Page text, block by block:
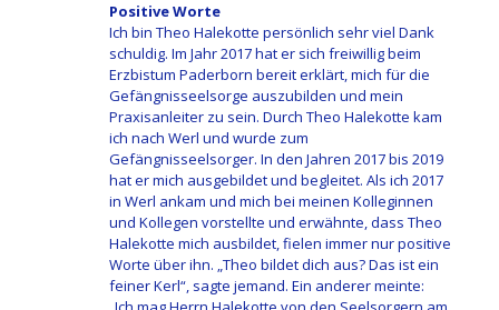
Positive Worte
Ich bin Theo Halekotte persönlich sehr viel Dank
schuldig. Im Jahr 2017 hat er sich freiwillig beim
Erzbistum Paderborn bereit erklärt, mich für die
Gefängnisseelsorge auszubilden und mein
Praxisanleiter zu sein. Durch Theo Halekotte kam
ich nach Werl und wurde zum
Gefängnisseelsorger. In den Jahren 2017 bis 2019
hat er mich ausgebildet und begleitet. Als ich 2017
in Werl ankam und mich bei meinen Kolleginnen
und Kollegen vorstellte und erwähnte, dass Theo
Halekotte mich ausbildet, fielen immer nur positive
Worte über ihn. „Theo bildet dich aus? Das ist ein
feiner Kerl“, sagte jemand. Ein anderer meinte: